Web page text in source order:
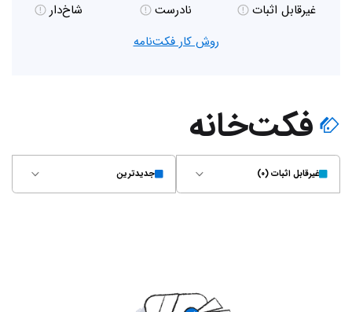
غیر‌قابل اثبات نادرست
شاخ‌دار
روش کار فکت‌نامه
فکت‌خانه
غیر‌قابل اثبات (۰) جدیدترین